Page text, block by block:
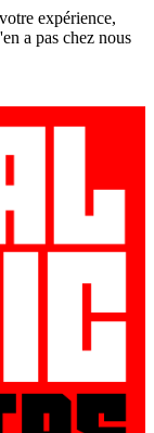
expérience,
a pas chez nous